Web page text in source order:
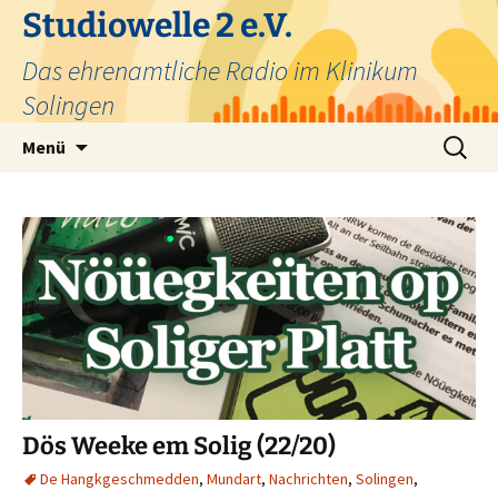
Zum
Inhalt
springen
Studiowelle 2 e.V.
Das ehrenamtliche Radio im Klinikum
Solingen
Menü
Suchen
nach:
Dös Weeke em Solig (22/20)
De Hangkgeschmedden, Mundart, Nachrichten, Solingen,